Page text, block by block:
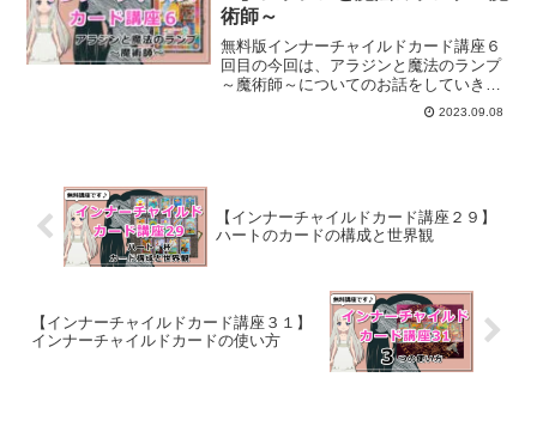
術師～
無料版インナーチャイルドカード講座６
回目の今回は、アラジンと魔法のランプ
～魔術師～についてのお話をしていきま
2023.09.08
【インナーチャイルドカード講座２９】
ハートのカードの構成と世界観
【インナーチャイルドカード講座３１】
インナーチャイルドカードの使い方